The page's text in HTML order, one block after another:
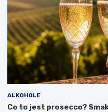
ALKOHOLE
Co to jest prosecco?